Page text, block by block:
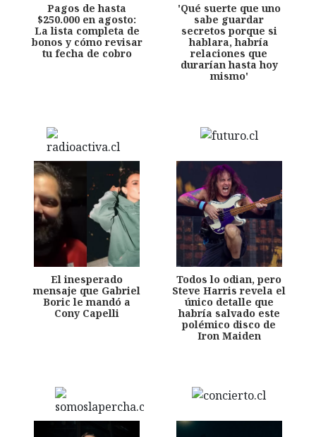
Pagos de hasta
$250.000 en agosto:
La lista completa de
bonos y cómo revisar
tu fecha de cobro
'Qué suerte que uno
sabe guardar
secretos porque si
hablara, habría
relaciones que
durarían hasta hoy
mismo'
El inesperado
mensaje que Gabriel
Boric le mandó a
Cony Capelli
Todos lo odian, pero
Steve Harris revela el
único detalle que
habría salvado este
polémico disco de
Iron Maiden